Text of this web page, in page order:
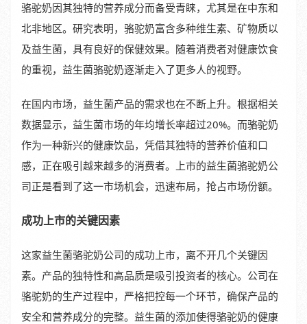
骆驼奶因其独特的营养成分而备受青睐，尤其是在中东和
北非地区。研究表明，骆驼奶富含多种维生素、矿物质以
及益生菌，具有良好的保健效果。随着消费者对健康饮食
的重视，益生菌骆驼奶逐渐走入了更多人的视野。
在国内市场，益生菌产品的需求也在不断上升。根据相关
数据显示，益生菌市场的年均增长率超过20%。而骆驼奶
作为一种新兴的健康饮品，凭借其独特的营养价值和口
感，正在吸引越来越多的消费者。上市的益生菌骆驼奶公
司正是看到了这一市场机会，迅速布局，抢占市场份额。
成功上市的关键因素
这家益生菌骆驼奶公司的成功上市，离不开几个关键因
素。产品的独特性和高品质是吸引投资者的核心。公司在
骆驼奶的生产过程中，严格把控每一个环节，确保产品的
安全和营养成分的完整。益生菌的添加使得骆驼奶的健康